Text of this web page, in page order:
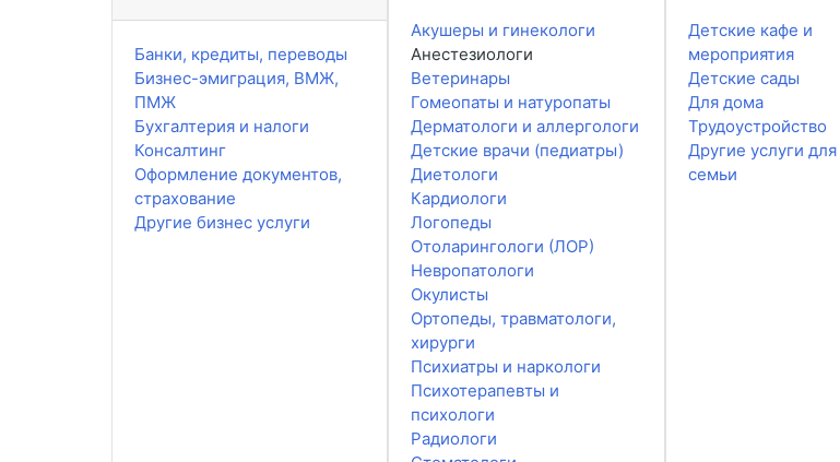
Банки, кредиты, переводы
Бизнес-эмиграция, ВМЖ,
ПМЖ
Бухгалтерия и налоги
Консалтинг
Оформление документов,
страхование
Другие бизнес услуги
Акушеры и гинекологи
Анестезиологи
Ветеринары
Гомеопаты и натуропаты
Дерматологи и аллергологи
Детские врачи (педиатры)
Диетологи
Кардиологи
Логопеды
Отоларингологи (ЛОР)
Невропатологи
Окулисты
Ортопеды, травматологи,
хирурги
Психиатры и наркологи
Психотерапевты и
психологи
Радиологи
Детские кафе и
мероприятия
Детские сады
Для дома
Трудоустройство
Другие услуги
семьи